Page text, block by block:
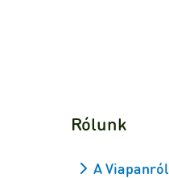
Rólunk
A Viapanról